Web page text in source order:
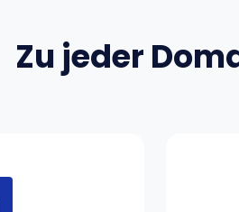
Zu jeder